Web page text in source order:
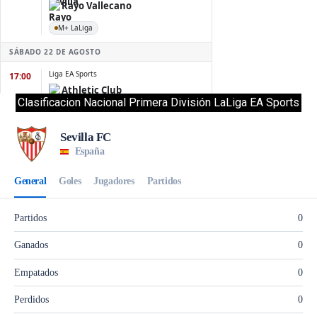
Clasificacion Nacional Primera División LaLiga EA Sports